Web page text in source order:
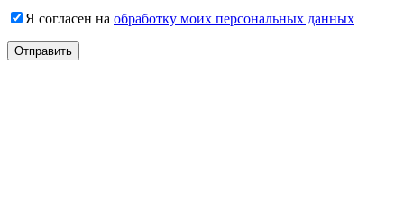
Я согласен на обработку моих персональных данных